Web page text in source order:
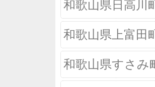
和歌山県日高川
和歌山県上富田
和歌山県すさみ